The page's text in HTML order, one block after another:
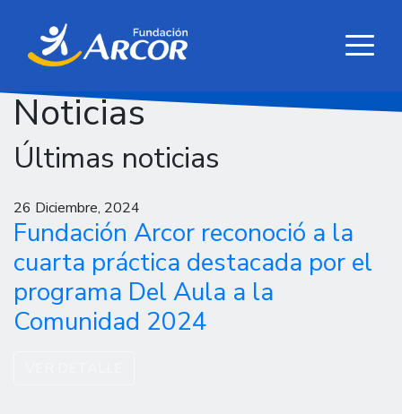
Noticias
Últimas noticias
26 Diciembre, 2024
Fundación Arcor reconoció a la
cuarta práctica destacada por el
programa Del Aula a la
Comunidad 2024